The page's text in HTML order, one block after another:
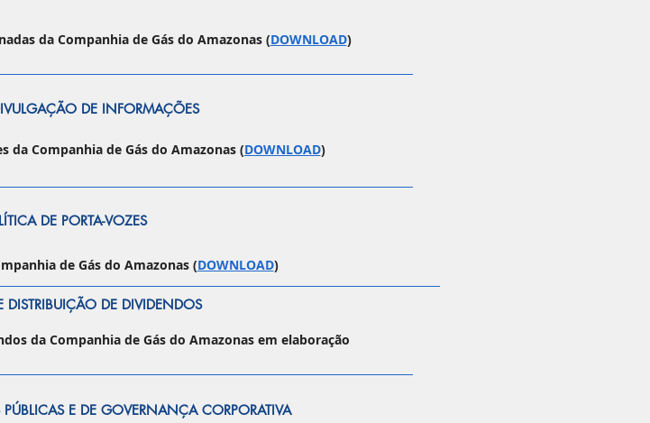
da Companhia de Gás do Amazonas (DOWNLOAD)
DE INFORMAÇÕES
da Companhia de Gás do Amazonas (DOWNLOAD)
DE PORTA-VOZES
de Gás do Amazonas (DOWNLOAD)
DISTRIBUIÇÃO DE DIVIDENDOS
da Companhia de Gás do Amazonas em elaboração
E DE GOVERNANÇA CORPORATIVA